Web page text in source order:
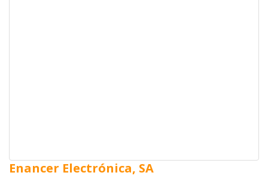
Enancer Electrónica, SA